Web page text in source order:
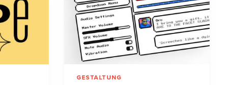
GESTALTUNG